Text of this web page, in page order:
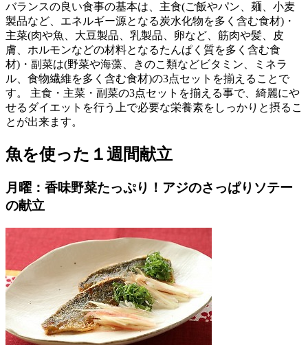
バランスの良い食事の基本は、主食(ご飯やパン、麺、小麦
製品など、エネルギー源となる炭水化物を多く含む食材)・
主菜(肉や魚、大豆製品、乳製品、卵など、筋肉や髪、皮
膚、ホルモンなどの材料となるたんぱく質を多く含む食
材)・副菜は(野菜や海藻、きのこ類などビタミン、ミネラ
ル、食物繊維を多く含む食材)の3点セットを揃えることで
す。 主食・主菜・副菜の3点セットを揃える事で、綺麗にや
せるダイエットを行う上で必要な栄養素をしっかりと摂るこ
とが出来ます。
魚を使った１週間献立
月曜：香味野菜たっぷり！アジのさっぱりソテー
の献立